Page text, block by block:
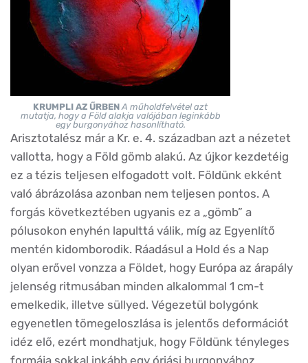
KRUMPLI AZ ŰRBENA műholdfelvétel azt
mutatja, hogy a Föld alakja valójában leginkább
egy burgonyához hasonlítható.
Arisztotalész már a Kr. e. 4. században azt a nézetet
vallotta, hogy a Föld gömb alakú. Az újkor kezdetéig
ez a tézis teljesen elfogadott volt. Földünk ekként
való ábrázolása azonban nem teljesen pontos. A
forgás következtében ugyanis ez a „gömb” a
pólusokon enyhén lapulttá válik, míg az Egyenlítő
mentén kidomborodik. Ráadásul a Hold és a Nap
olyan erővel vonzza a Földet, hogy Európa az árapály
jelenség ritmusában minden alkalommal 1 cm-t
emelkedik, illetve süllyed. Végezetül bolygónk
egyenetlen tömegeloszlása is jelentős deformációt
idéz elő, ezért mondhatjuk, hogy Földünk tényleges
formája sokkal inkább egy óriási burgonyához